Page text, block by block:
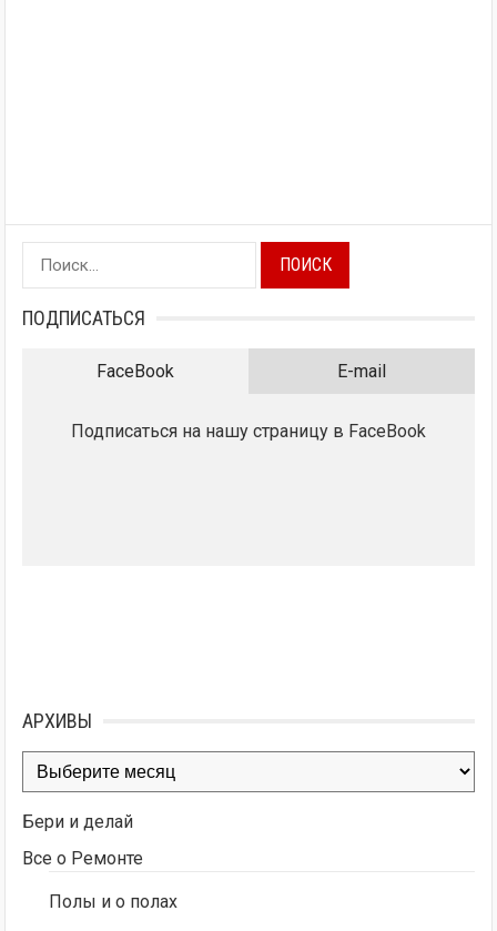
Найти:
ПОДПИСАТЬСЯ
FaceBook E-mail
Подписаться на нашу страницу в FaceBook
АРХИВЫ
Архивы
Бери и делай
Все о Ремонте
Полы и о полах